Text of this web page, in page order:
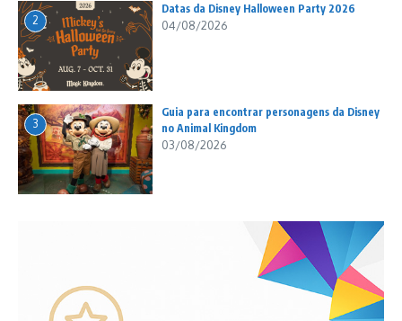
2
Datas da Disney Halloween Party 2026
04/08/2026
3
Guia para encontrar personagens da Disney
no Animal Kingdom
03/08/2026